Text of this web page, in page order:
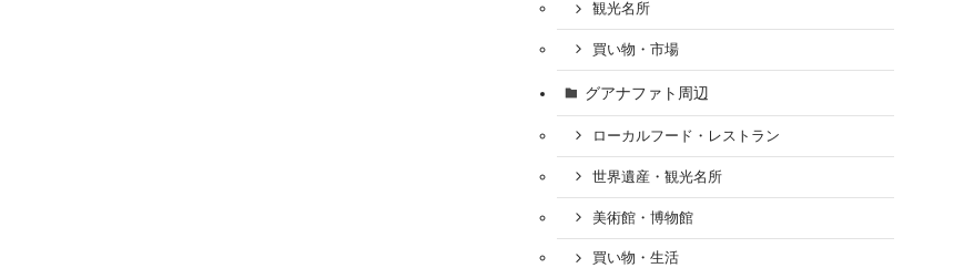
観光名所
買い物・市場
グアナファト周辺
ローカルフード・レストラン
世界遺産・観光名所
美術館・博物館
買い物・生活